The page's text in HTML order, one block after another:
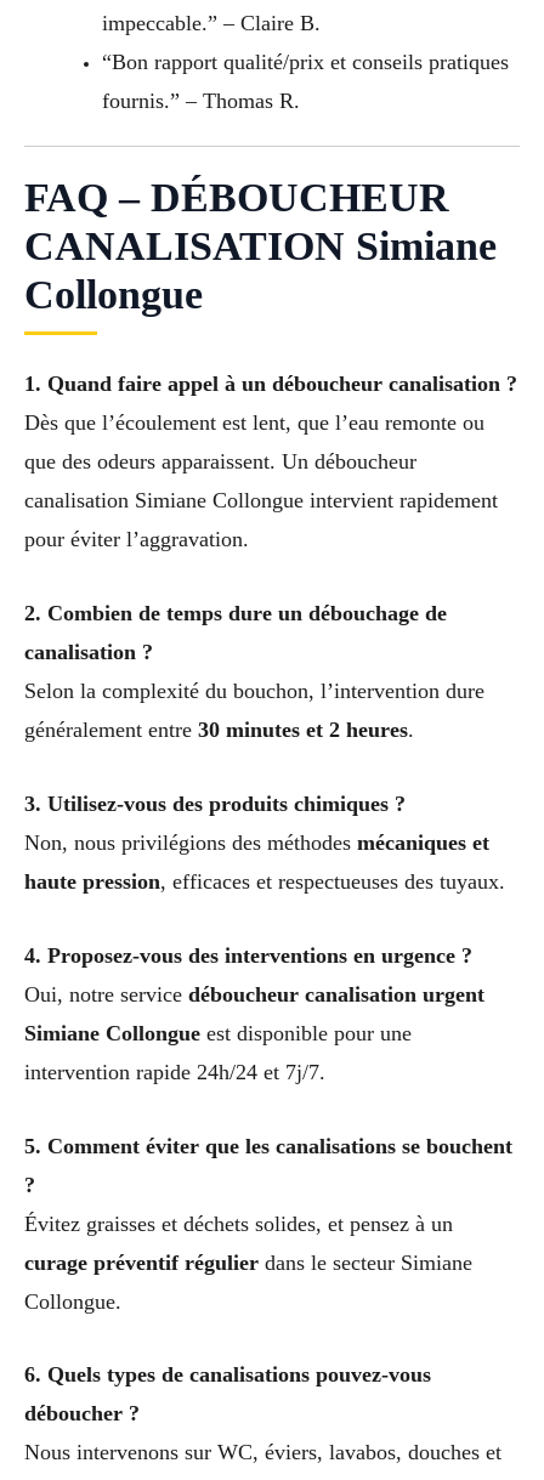
impeccable.” – Claire B.
“Bon rapport qualité/prix et conseils pratiques
fournis.” – Thomas R.
FAQ – DÉBOUCHEUR
CANALISATION Simiane
Collongue
1. Quand faire appel à un déboucheur canalisation ?
Dès que l’écoulement est lent, que l’eau remonte ou
que des odeurs apparaissent. Un déboucheur
canalisation Simiane Collongue intervient rapidement
pour éviter l’aggravation.
2. Combien de temps dure un débouchage de
canalisation ?
Selon la complexité du bouchon, l’intervention dure
généralement entre 30 minutes et 2 heures.
3. Utilisez-vous des produits chimiques ?
Non, nous privilégions des méthodes mécaniques et
haute pression, efficaces et respectueuses des tuyaux.
4. Proposez-vous des interventions en urgence ?
Oui, notre service déboucheur canalisation urgent
Simiane Collongue est disponible pour une
intervention rapide 24h/24 et 7j/7.
5. Comment éviter que les canalisations se bouchent
?
Évitez graisses et déchets solides, et pensez à un
curage préventif régulier dans le secteur Simiane
Collongue.
6. Quels types de canalisations pouvez-vous
déboucher ?
Nous intervenons sur WC, éviers, lavabos, douches et